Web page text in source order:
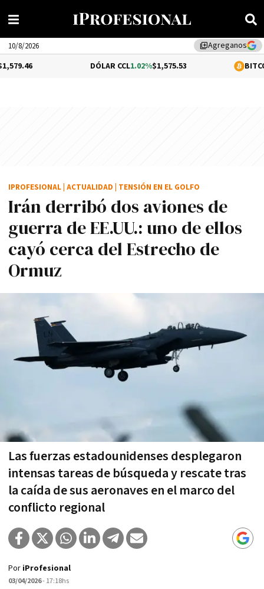
library_addAgreganos
10/8/2026
1.02%$1,575.53 -0.53%
Irán derribó dos aviones de
guerra de EE.UU.: uno de ellos
cayó cerca del Estrecho de
Ormuz
Las fuerzas estadounidenses desplegaron
intensas tareas de búsqueda y rescate tras
la caída de sus aeronaves en el marco del
conflicto regional
IPROFESIONAL ACTUALIDAD TENSIÓN EN EL GOLFO
Por iProfesional
03/04/2026- 17:18hs